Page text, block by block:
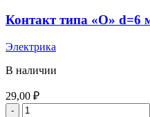
Контакт типа «О» d=6
Электрика
В наличии
29,00 ₽
Количество